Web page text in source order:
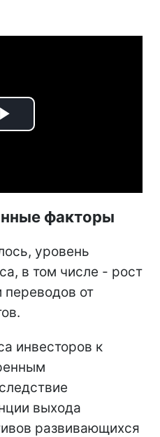
Play
факторы
уровень
в том числе - рост
переводов от
инвесторов к
выхода
развивающихся